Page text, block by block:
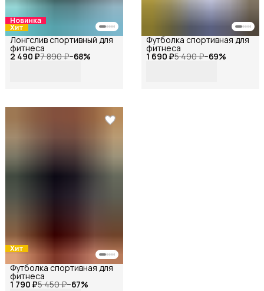
Новинка
Хит
2 490 ₽7 890 ₽−68%
Лонгслив спортивный для
фитнеса
1 690 ₽5 490 ₽−69%
Футболка спортивная для
фитнеса
Хит
1 790 ₽5 450 ₽−67%
Футболка спортивная для
фитнеса